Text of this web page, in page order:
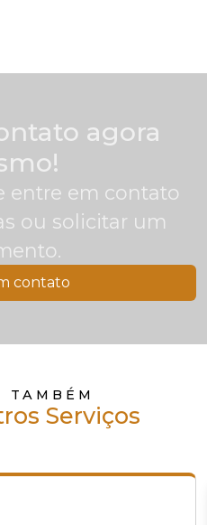
agora
entre em contato
ou solicitar um
contato
TAMBÉM
Serviços